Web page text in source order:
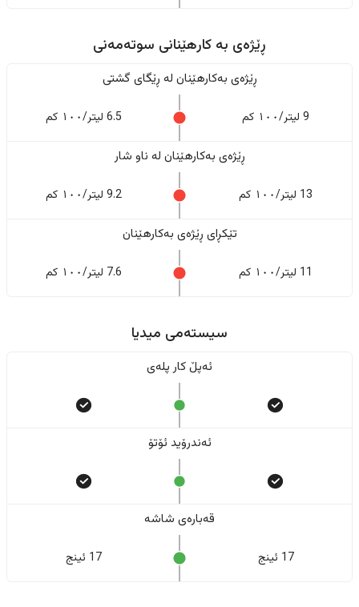
ڕێژەى به کارهێنانی سوتەمەنی
ڕێژەى بەکارهێنان له ڕێگای گشتی
9 لیتر/١٠٠ کم 6.5 لیتر/١٠٠ کم
ڕێژەى بەکارهێنان له ناو شار
13 لیتر/١٠٠ کم 9.2 لیتر/١٠٠ کم
تێکڕای ڕێژەى بەکارهێنان
11 لیتر/١٠٠ کم 7.6 لیتر/١٠٠ کم
سیستەمی میدیا
ئەپڵ کار پلەی
ئەندرۆید ئۆتۆ
قەبارەی شاشە
17 ئینج 17 ئینج